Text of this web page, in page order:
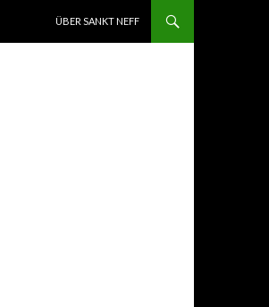
ÜBER SANKT NEFF